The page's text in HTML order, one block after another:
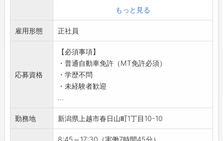
の幸せを大切にしながら豊かな心と前向きに生
1）安全：明るい職場・高い技術
2）あんしん：長く働ける職場・リスク低減
3）ワクワク：モチベーションアップ・新しい
車体験
4）HAPPY：達成感・充実感・おもてなし・感
動体験
■試乗車貸出（無料）
・長期連休での利用が多く、普段プライベート
では乗れない高級車や電気自動車、ワンボック
・不具合の原因を考えて答えが見つかったとき
・お客様が快適なカーライフを送ることができ
るよう様々な部品や商品を提案し、お客様が笑
顔になるときは嬉しい気持ちになります！
・様々な車の特徴を知る面白さを感じられます
のことは気軽に先輩へ質問できる環境です◎
・困っているときなどしっかりサポートしてく
・自動車電装品のルート営業
・販売だけでなく、サービス案件も含めた提案
営業
・電気自動車や自動運転への対応に向けて、提
案力や技術力の向上に取り組んでいます◎
・お客様：カーディーラー、整備工場、バス事
業者、物流業者、社有車保有法人
【未経験者歓迎！】
・未経験から未来を切り拓く、あなたのチャン
スがここにあります！
・未経験の方でも安心して始められるよう、丁
もっと見る
雇用形態 正社員
応募資格
【必須事項】
・普通自動車免許（MT免許必須）
・学歴不問
・未経験者歓迎
...
勤務地 新潟県上越市春日山町1丁目10-10
8:45～17:30（実働7時間45分）